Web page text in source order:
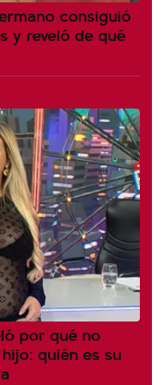
consiguió
y reveló de qué
por qué no
quién es su